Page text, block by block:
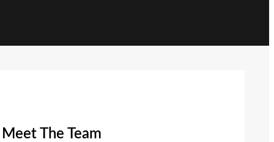
Meet The Team